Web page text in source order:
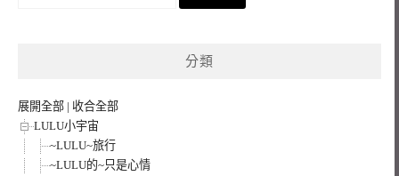
分類
展開全部 | 收合全部
LULU小宇宙
~LULU~旅行
~LULU的~只是心情